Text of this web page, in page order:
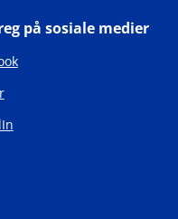
på sosiale medier